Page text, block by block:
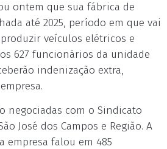
ontem que sua fábrica de
até 2025, período em que vai
veículos elétricos e
627 funcionários da unidade
indenização extra,
negociadas com o Sindicato
José dos Campos e Região. A
empresa falou em 485